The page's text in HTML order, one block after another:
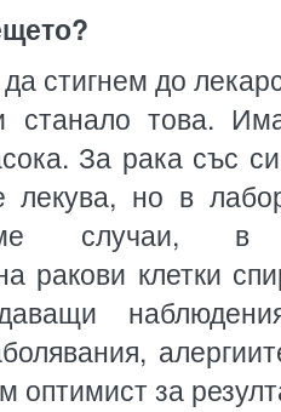
стигнем до
станало това.
За рака със
но в
случаи, в
ракови клетки
оптимист за